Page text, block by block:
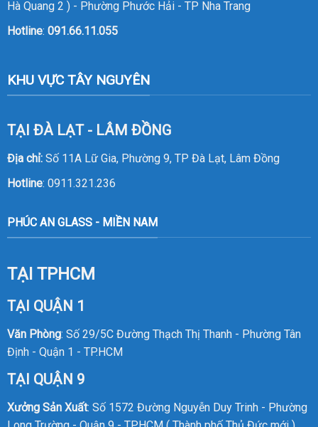
Hà Quang 2 ) - Phường Phước Hải - TP Nha Trang
Hotline: 091.66.11.055
KHU VỰC TÂY NGUYÊN
TẠI ĐÀ LẠT - LÂM ĐỒNG
Địa chỉ:Số 11A Lữ Gia, Phường 9, TP Đà Lạt, Lâm Đồng
Hotline: 0911.321.236
PHÚC AN GLASS - MIỀN NAM
TẠI TPHCM
TẠI QUẬN 1
Văn Phòng: Số 29/5C Đường Thạch Thị Thanh - Phường Tân
Định - Quận 1 - TP.HCM
TẠI QUẬN 9
Xưởng Sản Xuất: Số 1572 Đường Nguyễn Duy Trinh - Phường